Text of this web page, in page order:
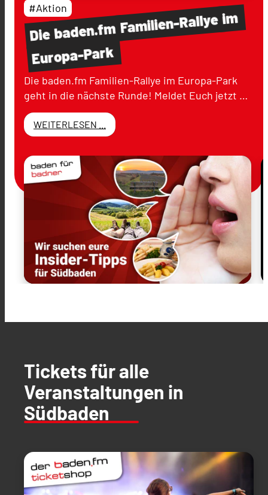
Diebaden.fmFamilien-Rallyeim
Europa-Park
#Aktion
Die baden.fm Familien-Rallye im Europa-Park
geht in die nächste Runde! Meldet Euch jetzt …
WEITERLESEN ...
Tickets für alle
Veranstaltungen in
Südbaden